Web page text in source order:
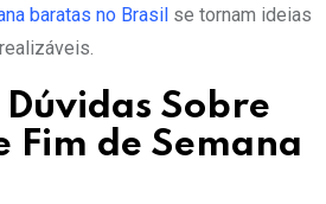
baratas no Brasil se tornam ideias
Dúvidas Sobre
Fim de Semana